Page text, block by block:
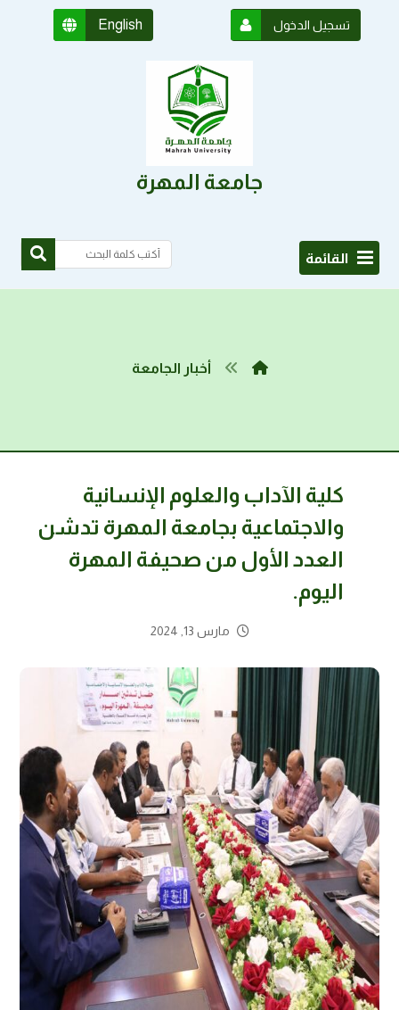
English تسجيل الدخول
جامعة المهرة
القائمة
أخبار الجامعة
كلية الآداب والعلوم الإنسانية
والاجتماعية بجامعة المهرة تدشن
العدد الأول من صحيفة المهرة
اليوم.
مارس 13, 2024